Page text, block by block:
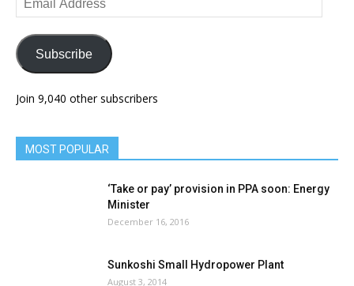
Address
Subscribe
Join 9,040 other subscribers
MOST POPULAR
‘Take or pay’ provision in PPA soon: Energy
Minister
December 16, 2016
Sunkoshi Small Hydropower Plant
August 3, 2014